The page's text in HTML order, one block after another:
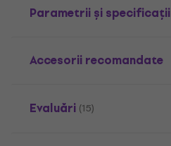
Parametrii și specificații
Accesorii recomandate
Evaluări (15)